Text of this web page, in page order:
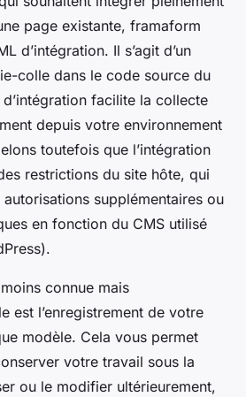
page existante, framaform
d’intégration. Il s’agit d’un
colle dans le code source du
facilite la collecte
depuis votre environnement
toutefois que l’intégration
restrictions du site hôte, qui
supplémentaires ou
en fonction du CMS utilisé
connue mais
est l’enregistrement de votre
modèle. Cela vous permet
votre travail sous la
ou le modifier ultérieurement,